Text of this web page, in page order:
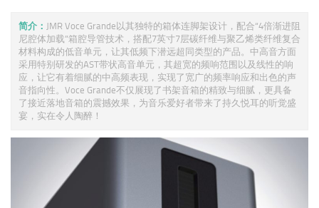
简介： JMR Voce Grande以其独特的箱体连脚架设计，配合“4倍渐进阻
尼腔体加载”箱腔导管技术，搭配7英寸7层碳纤维与聚乙烯类纤维复合
材料构成的低音单元，让其低频下潜远超同类型的产品。中高音方面
采用特别研发的AST带状高音单元，其超宽的频响范围以及线性的响
应，让它有着细腻的中高频表现，实现了宽广的频率响应和出色的声
音指向性。Voce Grande不仅展现了书架音箱的精致与细腻，更具备
了接近落地音箱的震撼效果，为音乐爱好者带来了持久悦耳的听觉盛
宴，实在令人陶醉！